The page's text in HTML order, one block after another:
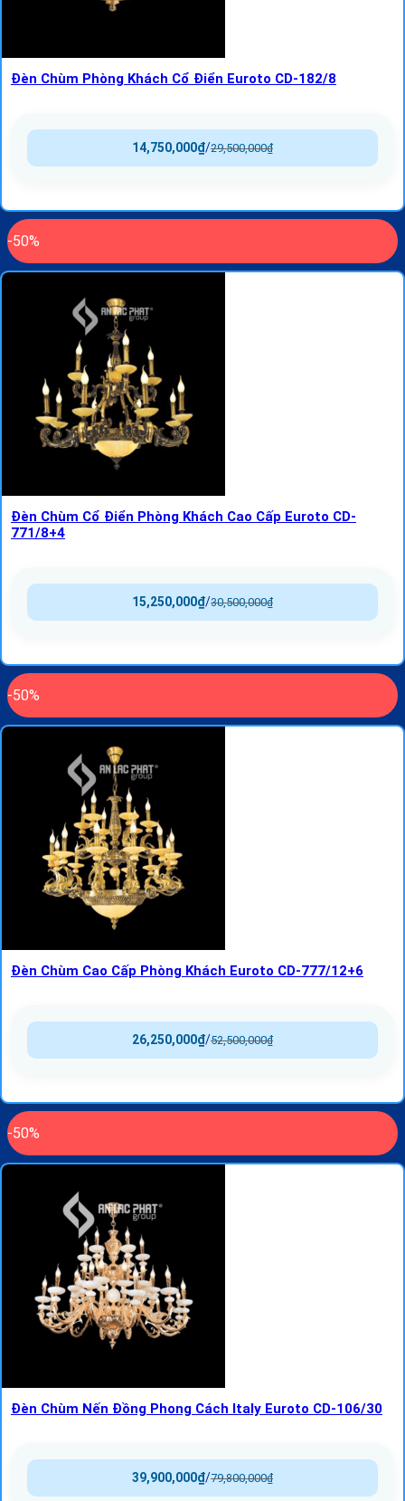
Đèn Chùm Phòng Khách Cổ Điển Euroto CD-182/8
29,500,000₫
/
14,750,000₫
-50%
Đèn Chùm Cổ Điển Phòng Khách Cao Cấp Euroto CD-
771/8+4
30,500,000₫
/
15,250,000₫
-50%
Đèn Chùm Cao Cấp Phòng Khách Euroto CD-777/12+6
52,500,000₫
/
26,250,000₫
-50%
Đèn Chùm Nến Đồng Phong Cách Italy Euroto CD-106/30
79,800,000₫
/
39,900,000₫